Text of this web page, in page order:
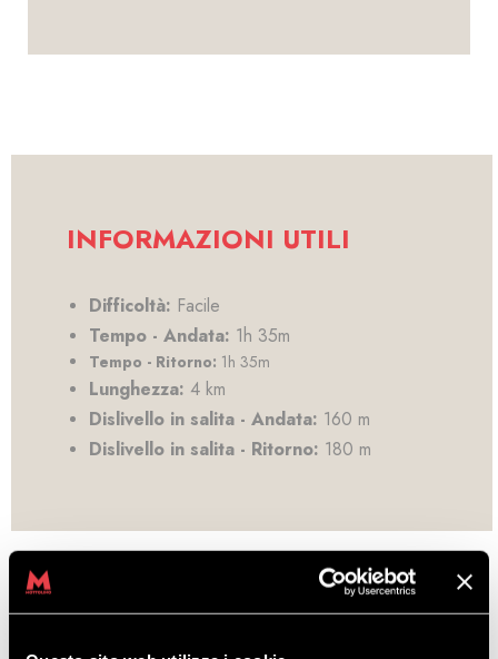
INFORMAZIONI UTILI
Difficoltà: Facile
Tempo - Andata: 1h 35m
Tempo - Ritorno: 1h 35m
Lunghezza: 4 km
Dislivello in salita - Andata: 160 m
Dislivello in salita - Ritorno: 180 m